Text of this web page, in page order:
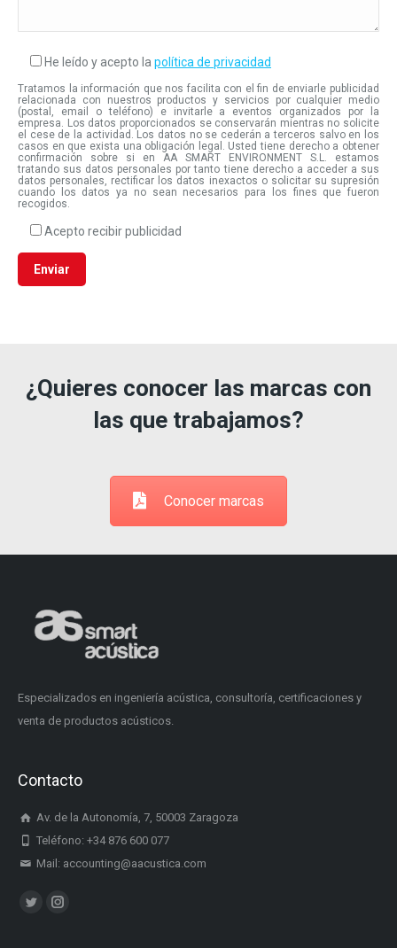
He leído y acepto la política de privacidad
Tratamos la información que nos facilita con el fin de enviarle publicidad
relacionada con nuestros productos y servicios por cualquier medio
(postal, email o teléfono) e invitarle a eventos organizados por la
empresa. Los datos proporcionados se conservarán mientras no solicite
el cese de la actividad. Los datos no se cederán a terceros salvo en los
casos en que exista una obligación legal. Usted tiene derecho a obtener
confirmación sobre si en AA SMART ENVIRONMENT S.L. estamos
tratando sus datos personales por tanto tiene derecho a acceder a sus
datos personales, rectificar los datos inexactos o solicitar su supresión
cuando los datos ya no sean necesarios para los fines que fueron
recogidos.
Acepto recibir publicidad
¿Quieres conocer las marcas con
las que trabajamos?
Conocer marcas
Especializados en ingeniería acústica, consultoría, certificaciones y
venta de productos acústicos.
Contacto
Av. de la Autonomía, 7, 50003 Zaragoza
Teléfono: +34 876 600 077
Mail: accounting@aacustica.com
Encuéntranos en:
TwitterInstagram